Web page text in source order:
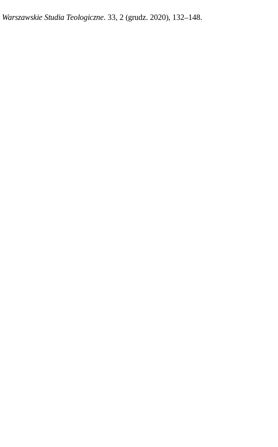
Warszawskie Studia Teologiczne. 33, 2 (grudz. 2020), 132–148.